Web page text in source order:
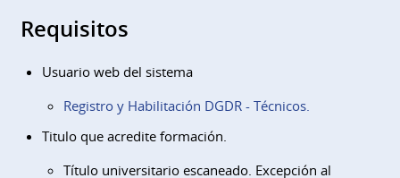
Requisitos
Usuario web del sistema
Registro y Habilitación DGDR - Técnicos.
Titulo que acredite formación.
Título universitario escaneado. Excepción al